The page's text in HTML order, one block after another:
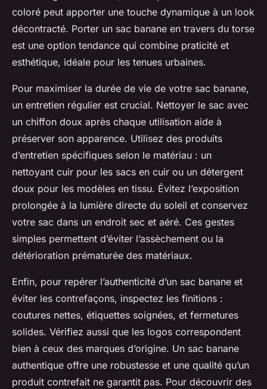
coloré peut apporter une touche dynamique à un look
décontracté. Porter un sac banane en travers du torse
est une option tendance qui combine praticité et
esthétique, idéale pour les tenues urbaines.
Pour maximiser la durée de vie de votre sac banane,
un entretien régulier est crucial. Nettoyer le sac avec
un chiffon doux après chaque utilisation aide à
préserver son apparence. Utilisez des produits
d’entretien spécifiques selon le matériau : un
nettoyant cuir pour les sacs en cuir ou un détergent
doux pour les modèles en tissu. Évitez l’exposition
prolongée à la lumière directe du soleil et conservez
votre sac dans un endroit sec et aéré. Ces gestes
simples permettent d’éviter l’assèchement ou la
détérioration prématurée des matériaux.
Enfin, pour repérer l’authenticité d’un sac banane et
éviter les contrefaçons, inspectez les finitions :
coutures nettes, étiquettes soignées, et fermetures
solides. Vérifiez aussi que les logos correspondent
bien à ceux des marques d’origine. Un sac banane
authentique offre une robustesse et une qualité qu’un
produit contrefait ne garantit pas. Pour découvrir des